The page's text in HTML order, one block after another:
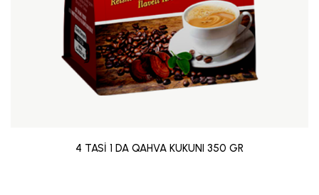
4 TASİ 1 DA QAHVA KUKUNI 350 GR